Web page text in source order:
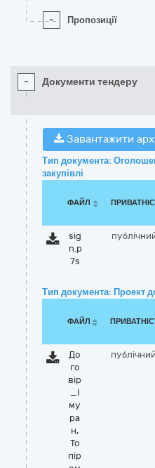
- Пропозиції
- Документи тендеру
Завантажити
Тип документа:
закупівлі
ФАЙЛ
sig
n.p
7s
Тип документа: Проект
ФАЙЛ
До
го
вір
_І
му
ра
н,
То
пір
публічний